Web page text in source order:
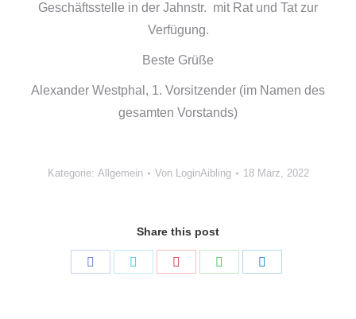
Geschäftsstelle in der Jahnstr. mit Rat und Tat zur
Verfügung.
Beste Grüße
Alexander Westphal, 1. Vorsitzender (im Namen des
gesamten Vorstands)
Kategorie: Allgemein Von LoginAibling 18 März, 2022
Share this post